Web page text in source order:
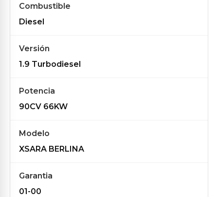
Combustible
Diesel
Versión
1.9 Turbodiesel
Potencia
90CV 66KW
Modelo
XSARA BERLINA
Garantia
01-00